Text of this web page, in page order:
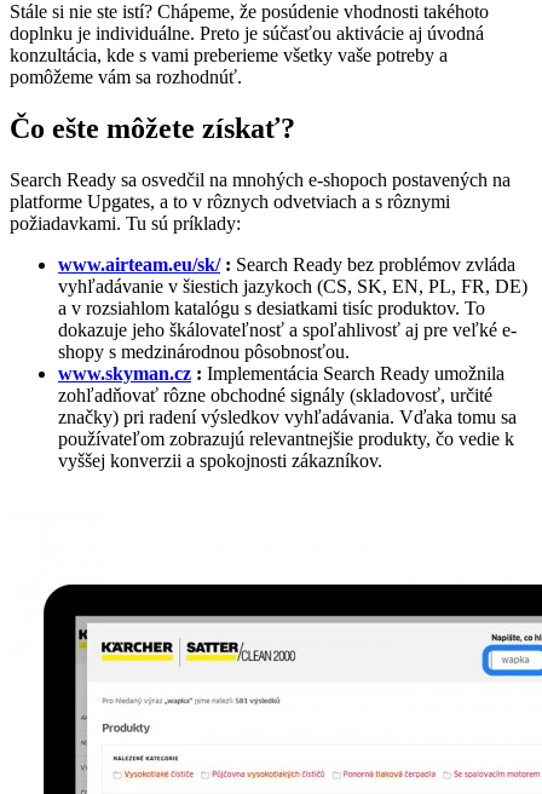
Stále si nie ste istí? Chápeme, že posúdenie vhodnosti takéhoto
doplnku je individuálne. Preto je súčasťou aktivácie aj úvodná
konzultácia, kde s vami preberieme všetky vaše potreby a
pomôžeme vám sa rozhodnúť.
Čo ešte môžete získať?
Search Ready sa osvedčil na mnohých e-shopoch postavených na
platforme Upgates, a to v rôznych odvetviach a s rôznymi
požiadavkami. Tu sú príklady:
www.airteam.eu/sk/: Search Ready bez problémov zvláda
vyhľadávanie v šiestich jazykoch (CS, SK, EN, PL, FR, DE)
a v rozsiahlom katalógu s desiatkami tisíc produktov. To
dokazuje jeho škálovateľnosť a spoľahlivosť aj pre veľké e-
shopy s medzinárodnou pôsobnosťou.
www.skyman.cz : Implementácia Search Ready umožnila
zohľadňovať rôzne obchodné signály (skladovosť, určité
značky) pri radení výsledkov vyhľadávania. Vďaka tomu sa
používateľom zobrazujú relevantnejšie produkty, čo vedie k
vyššej konverzii a spokojnosti zákazníkov.